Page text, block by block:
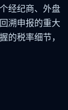
经纪商、外盘
溯申报的重大
的税率细节，